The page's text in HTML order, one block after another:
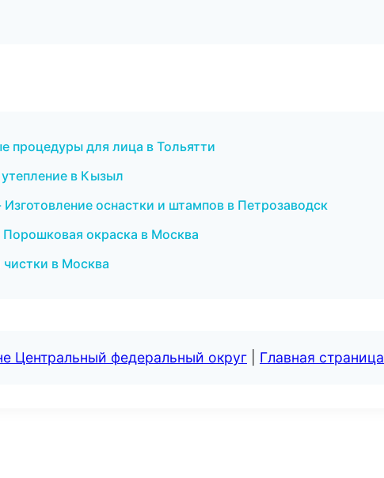
процедуры для лица в Тольятти
в Кызыл
оснастки и штампов в Петрозаводск
окраска в Москва
в Москва
Центральный федеральный округ Главная страница